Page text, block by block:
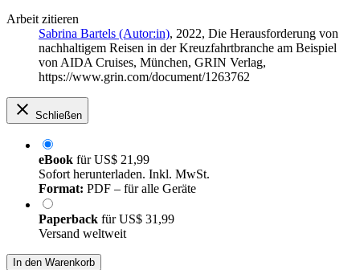
Arbeit zitieren
Sabrina Bartels (Autor:in), 2022, Die Herausforderung von
nachhaltigem Reisen in der Kreuzfahrtbranche am Beispiel
von AIDA Cruises, München, GRIN Verlag,
https://www.grin.com/document/1263762
Schließen
eBook fürUS$ 21,99
Sofort herunterladen. Inkl. MwSt.
Format: PDF – für alle Geräte
Paperback fürUS$ 31,99
Versand weltweit
In den Warenkorb